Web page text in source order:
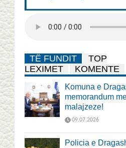
TË FUNDIT
TOP
LEXIMET
KOMENTE
Komuna e
memorandum
malajzeze!
09.07.2026
Policia e